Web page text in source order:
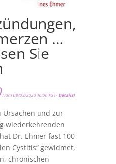
…
Sie
(vom 08/03/2020 16:06 PST- Details)
Ursachen und zur
wiederkehrenden
Dr. Ehmer fast 100
Cystitis“ gewidmet,
chronischen